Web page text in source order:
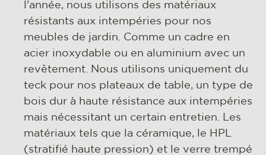
l'année, nous utilisons des matériaux
résistants aux intempéries pour nos
meubles de jardin. Comme un cadre en
acier inoxydable ou en aluminium avec un
revêtement. Nous utilisons uniquement du
teck pour nos plateaux de table, un type de
bois dur à haute résistance aux intempéries
mais nécessitant un certain entretien. Les
matériaux tels que la céramique, le HPL
(stratifié haute pression) et le verre trempé